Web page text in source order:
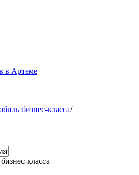
в Артеме
бизнес-класса/
класса